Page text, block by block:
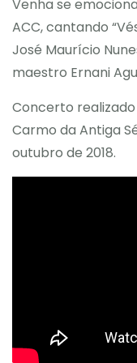
Venha se
ACC, cantando
José Maurício
maestro Ernani
Concerto realizado
Carmo da Antiga
outubro de 2018.